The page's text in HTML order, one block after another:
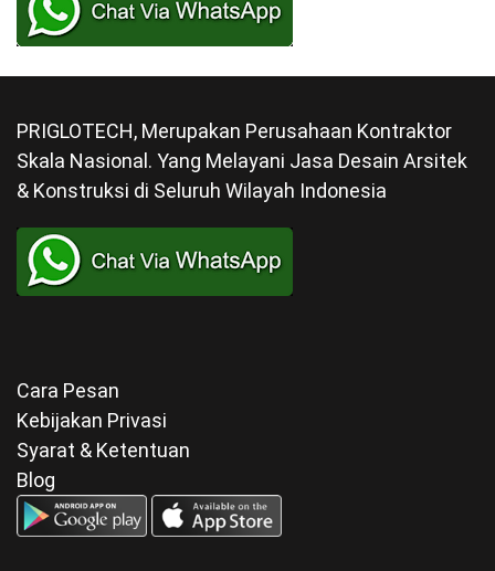
PRIGLOTECH, Merupakan Perusahaan Kontraktor
Skala Nasional. Yang Melayani Jasa Desain Arsitek
& Konstruksi di Seluruh Wilayah Indonesia
Cara Pesan
Kebijakan Privasi
Syarat & Ketentuan
Blog